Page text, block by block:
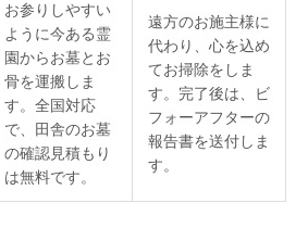
お参りしやすい
ように今ある霊
園からお墓とお
骨を運搬しま
す。全国対応
で、田舎のお墓
の確認見積もり
は無料です。
遠方のお施主様に
代わり、心を込め
てお掃除をしま
す。完了後は、ビ
フォーアフターの
報告書を送付しま
す。